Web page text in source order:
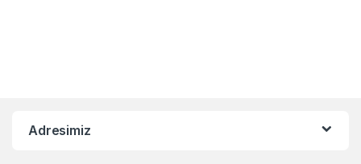
Adresimiz